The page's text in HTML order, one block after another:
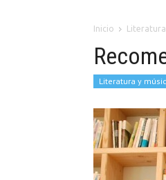
Inicio Literatura
Literatura y